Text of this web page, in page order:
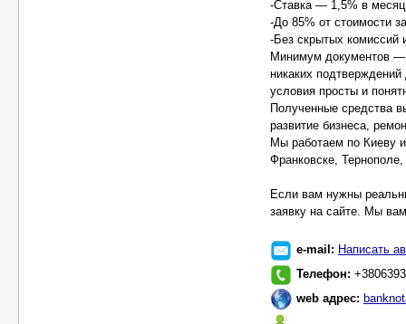
-Ставка — 1,5% в
-До 85% от стоимости
-Без скрытых комиссий
Минимум документов —
никаких
условия просты и
Полученные средства
развитие бизнеса,
Мы работаем по Киеву
Франковске,
Если вам нужны
заявку на сайте. Мы
e-mail: Написать
Телефон:
web адрес: